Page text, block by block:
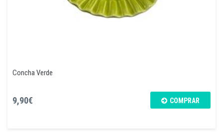
Concha Verde
9,90€ COMPRAR